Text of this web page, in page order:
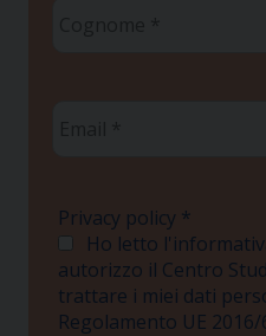
Privacy policy *
Ho letto
autorizzo il Centro
trattare i miei dati
Regolamento UE 2016/